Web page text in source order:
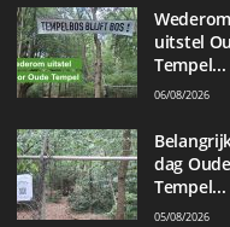
Wederom
uitstel
Tempel...
06/08/2026
dag Oude
Tempel...
05/08/2026